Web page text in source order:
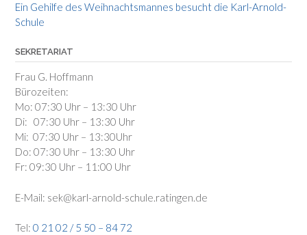
Ein Gehilfe des Weihnachtsmannes besucht die Karl-Arnold-
Schule
SEKRETARIAT
Frau G. Hoffmann
Bürozeiten:
Mo: 07:30 Uhr – 13:30 Uhr
Di: 07:30 Uhr – 13:30 Uhr
Mi: 07:30 Uhr – 13:30Uhr
Do: 07:30 Uhr – 13:30 Uhr
Fr: 09:30 Uhr – 11:00 Uhr
E-Mail: sek@karl-arnold-schule.ratingen.de
Tel: 0 21 02 / 5 50 – 84 72